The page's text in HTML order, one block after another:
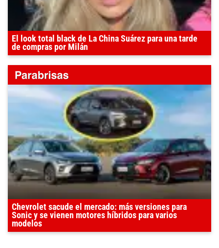
El look total black de La China Suárez para una tarde
de compras por Milán
Chevrolet sacude el mercado: más versiones para
Sonic y se vienen motores híbridos para varios
modelos